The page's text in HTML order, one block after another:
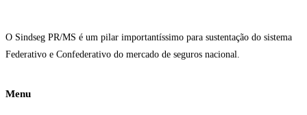
O Sindseg PR/MS é um pilar importantíssimo para sustentação do sistema
Federativo e Confederativo do mercado de seguros nacional.
Menu